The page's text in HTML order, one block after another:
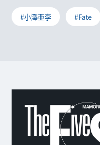
#小澤亜李 #Fate